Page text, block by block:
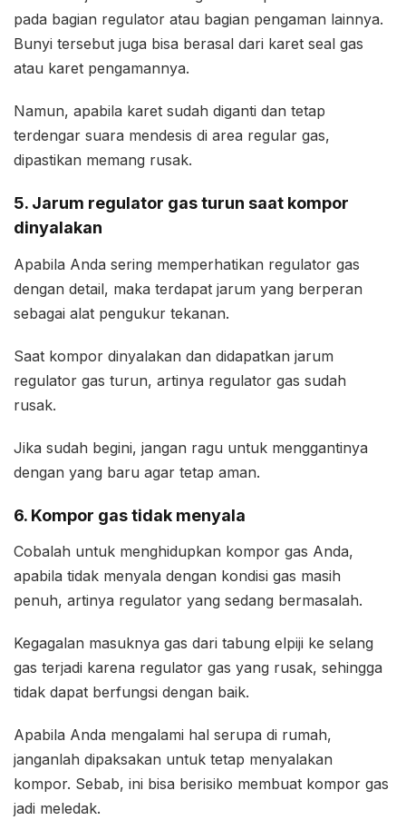
pada bagian regulator atau bagian pengaman lainnya.
Bunyi tersebut juga bisa berasal dari karet seal gas
atau karet pengamannya.
Namun, apabila karet sudah diganti dan tetap
terdengar suara mendesis di area regular gas,
dipastikan memang rusak.
5. Jarum regulator gas turun saat kompor
dinyalakan
Apabila Anda sering memperhatikan regulator gas
dengan detail, maka terdapat jarum yang berperan
sebagai alat pengukur tekanan.
Saat kompor dinyalakan dan didapatkan jarum
regulator gas turun, artinya regulator gas sudah
rusak.
Jika sudah begini, jangan ragu untuk menggantinya
dengan yang baru agar tetap aman.
6. Kompor gas tidak menyala
Cobalah untuk menghidupkan kompor gas Anda,
apabila tidak menyala dengan kondisi gas masih
penuh, artinya regulator yang sedang bermasalah.
Kegagalan masuknya gas dari tabung elpiji ke selang
gas terjadi karena regulator gas yang rusak, sehingga
tidak dapat berfungsi dengan baik.
Apabila Anda mengalami hal serupa di rumah,
janganlah dipaksakan untuk tetap menyalakan
kompor. Sebab, ini bisa berisiko membuat kompor gas
jadi meledak.